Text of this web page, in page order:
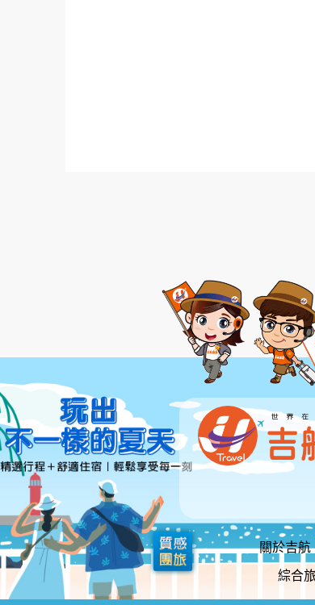
關於吉航
綜合